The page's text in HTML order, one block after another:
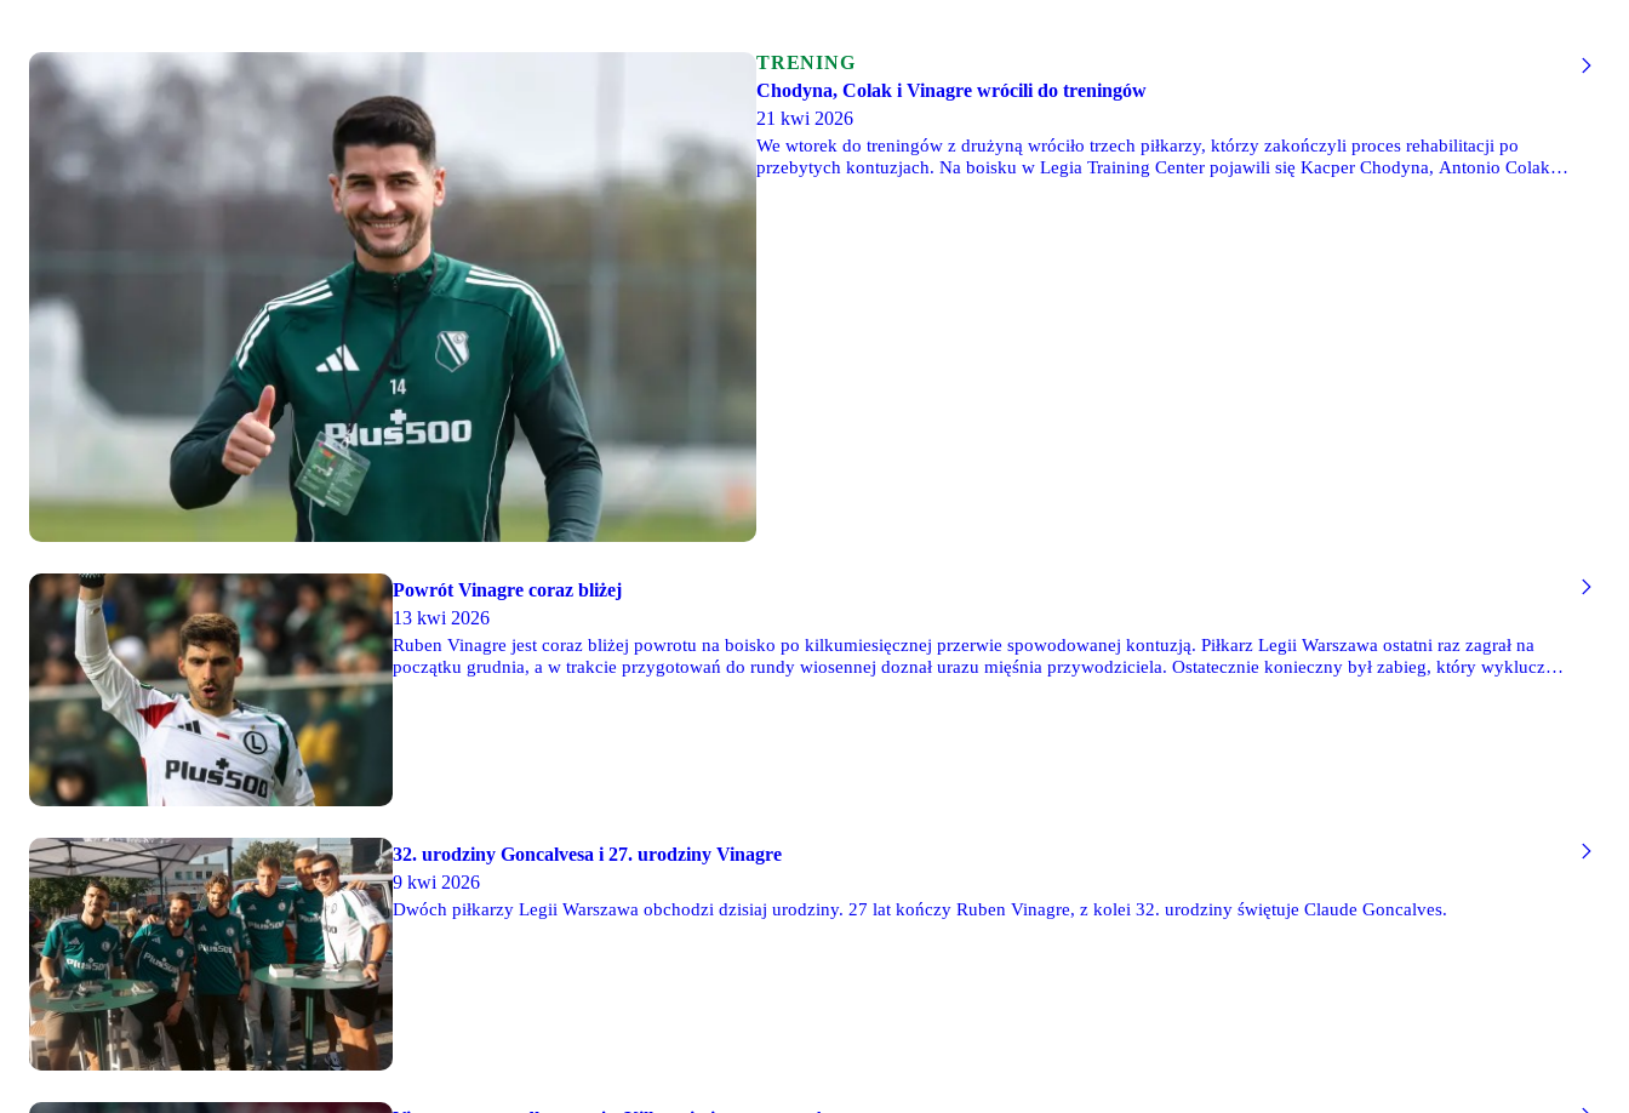
TRENING
Chodyna, Colak i Vinagre wrócili do treningów
21 kwi 2026
We wtorek do treningów z drużyną wróciło trzech piłkarzy, którzy zakończyli proces rehabilitacji po
przebytych kontuzjach. Na boisku w Legia Training Center pojawili się Kacper Chodyna, Antonio Colak i
Powrót Vinagre coraz bliżej
13 kwi 2026
Ruben Vinagre jest coraz bliżej powrotu na boisko po kilkumiesięcznej przerwie spowodowanej kontuzją. Piłkarz Legii Warszawa ostatni raz zagrał na
początku grudnia, a w trakcie przygotowań do rundy wiosennej doznał urazu mięśnia przywodziciela. Ostatecznie konieczny był zabieg, który wykluczył
32. urodziny Goncalvesa i 27. urodziny Vinagre
9 kwi 2026
Dwóch piłkarzy Legii Warszawa obchodzi dzisiaj urodziny. 27 lat kończy Ruben Vinagre, z kolei 32. urodziny świętuje Claude Goncalves.